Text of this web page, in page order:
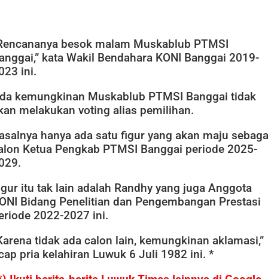
besok malam Muskablub PTMSI
kata Wakil Bendahara KONI Banggai 2019-
ini.
kemungkinan Muskablub PTMSI Banggai tidak
melakukan voting alias pemilihan.
hanya ada satu figur yang akan maju
Ketua Pengkab PTMSI Banggai periode 2025-
itu tak lain adalah Randhy yang juga Anggota
Bidang Penelitian dan Pengembangan Prestasi
2022-2027 ini.
tidak ada calon lain, kemungkinan aklamasi,”
pria kelahiran Luwuk 6 Juli 1982 ini. *